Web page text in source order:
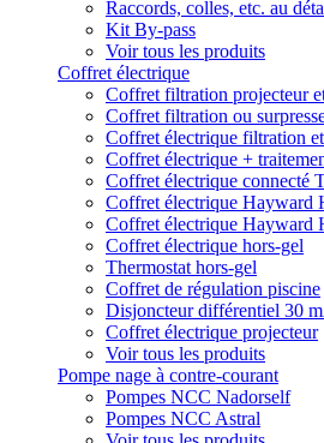
Raccords, colles, etc. au
Kit By-pass
Voir tous les produits
Coffret électrique
Coffret filtration projecteur
Coffret filtration ou
Coffret électrique filtration
Coffret électrique +
Coffret électrique connecté
Coffret électrique Hayward
Coffret électrique Hayward
Coffret électrique hors-gel
Thermostat hors-gel
Coffret de régulation piscine
Disjoncteur différentiel 30
Coffret électrique projecteur
Voir tous les produits
Pompe nage à contre-courant
Pompes NCC Nadorself
Pompes NCC Astral